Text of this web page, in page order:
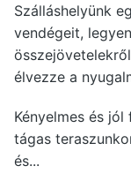
Szálláshelyünk
vendégeit,
élvezze a
Kényelmes és
tágas
és...